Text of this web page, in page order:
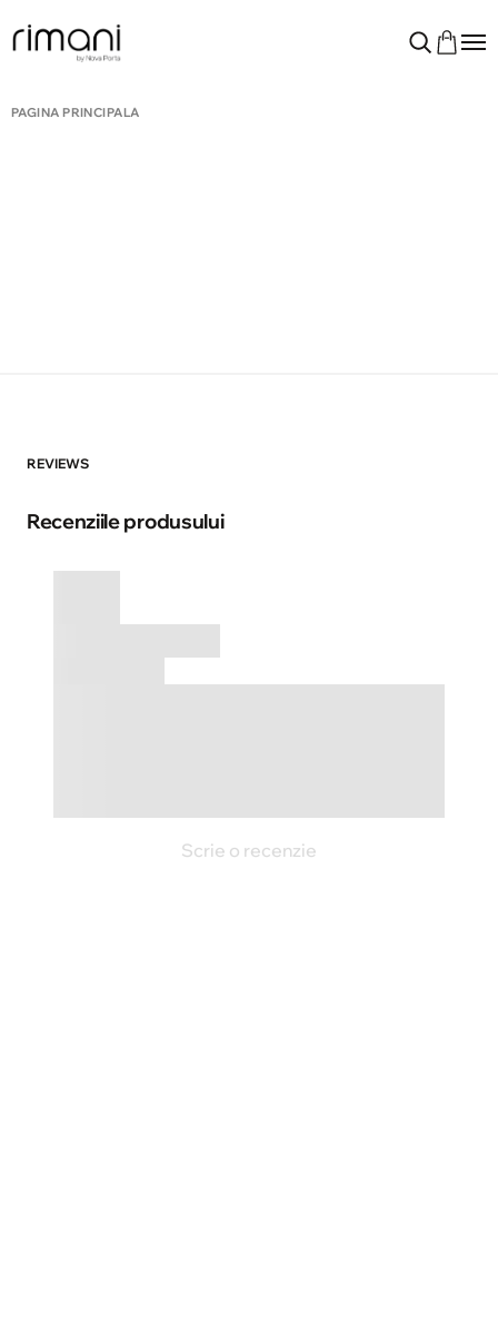
PAGINA PRINCIPALĂ
REVIEWS
Recenziile produsului
Scrie o recenzie